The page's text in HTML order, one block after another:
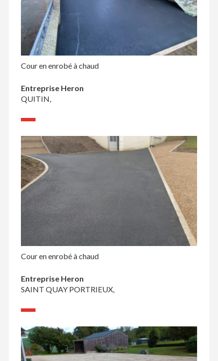
Cour en enrobé à chaud
Entreprise Heron
QUITIN,
Cour en enrobé à chaud
Entreprise Heron
SAINT QUAY PORTRIEUX,